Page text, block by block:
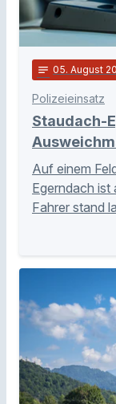
notes 05. August
Polizeieinsatz
Staudach-
Auf einem
Egerndach ist
Fahrer stand